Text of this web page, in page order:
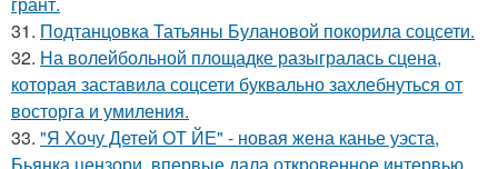
31. Подтанцовка Татьяны Булановой покорила соцсети.
32. На волейбольной площадке разыгралась сцена,
которая заставила соцсети буквально захлебнуться от
восторга и умиления.
33. "Я Хочу Детей ОТ ЙЕ" - новая жена канье уэста,
Бьянка цензори, впервые дала откровенное интервью